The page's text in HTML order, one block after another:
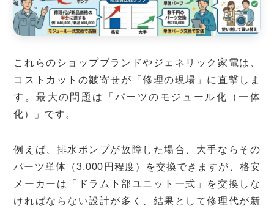
これらのショップブランドやジェネリック家電は、
コストカットの皺寄せが「修理の現場」に直撃しま
す。最大の問題は「パーツのモジュール化（一体
化）」です。
例えば、排水ポンプが故障した場合、大手ならその
パーツ単体（3,000円程度）を交換できますが、格安
メーカーは「ドラム下部ユニット一式」を交換しな
ければならない設計が多く、結果として修理代が新